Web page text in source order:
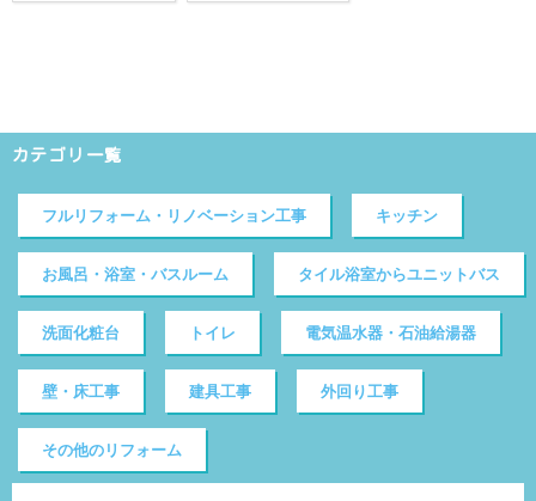
カテゴリ一覧
フルリフォーム・リノベーション工事 キッチン
お風呂・浴室・バスルーム タイル浴室からユニットバス
洗面化粧台 トイレ 電気温水器・石油給湯器
壁・床工事 建具工事 外回り工事
その他のリフォーム